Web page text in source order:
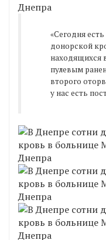
«Сегодня
донорской
находящихся
пулевым
второго
у нас есть